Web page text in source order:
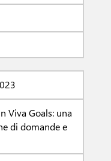
Viva Goals: una
di domande e